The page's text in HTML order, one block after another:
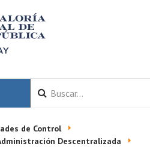
de Control
Descentralizada